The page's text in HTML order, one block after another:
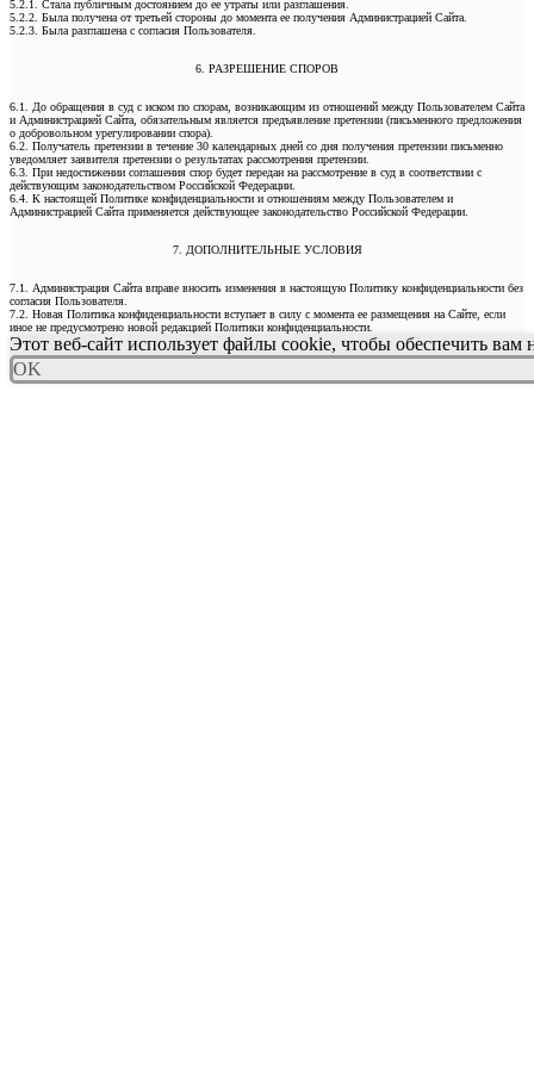
5.2.1. Стала публичным достоянием до ее утраты или разглашения.
5.2.2. Была получена от третьей стороны до момента ее получения Администрацией Сайта.
5.2.3. Была разглашена с согласия Пользователя.
6. РАЗРЕШЕНИЕ СПОРОВ
6.1. До обращения в суд с иском по спорам, возникающим из отношений между Пользователем Сайта
и Администрацией Сайта, обязательным является предъявление претензии (письменного предложения
о добровольном урегулировании спора).
6.2. Получатель претензии в течение 30 календарных дней со дня получения претензии письменно
уведомляет заявителя претензии о результатах рассмотрения претензии.
6.3. При недостижении соглашения спор будет передан на рассмотрение в суд в соответствии с
действующим законодательством Российской Федерации.
6.4. К настоящей Политике конфиденциальности и отношениям между Пользователем и
Администрацией Сайта применяется действующее законодательство Российской Федерации.
7. ДОПОЛНИТЕЛЬНЫЕ УСЛОВИЯ
7.1. Администрация Сайта вправе вносить изменения в настоящую Политику конфиденциальности без
согласия Пользователя.
7.2. Новая Политика конфиденциальности вступает в силу с момента ее размещения на Сайте, если
иное не предусмотрено новой редакцией Политики конфиденциальности.
Этот веб-сайт использует файлы cookie, чтобы обеспечить вам
OK